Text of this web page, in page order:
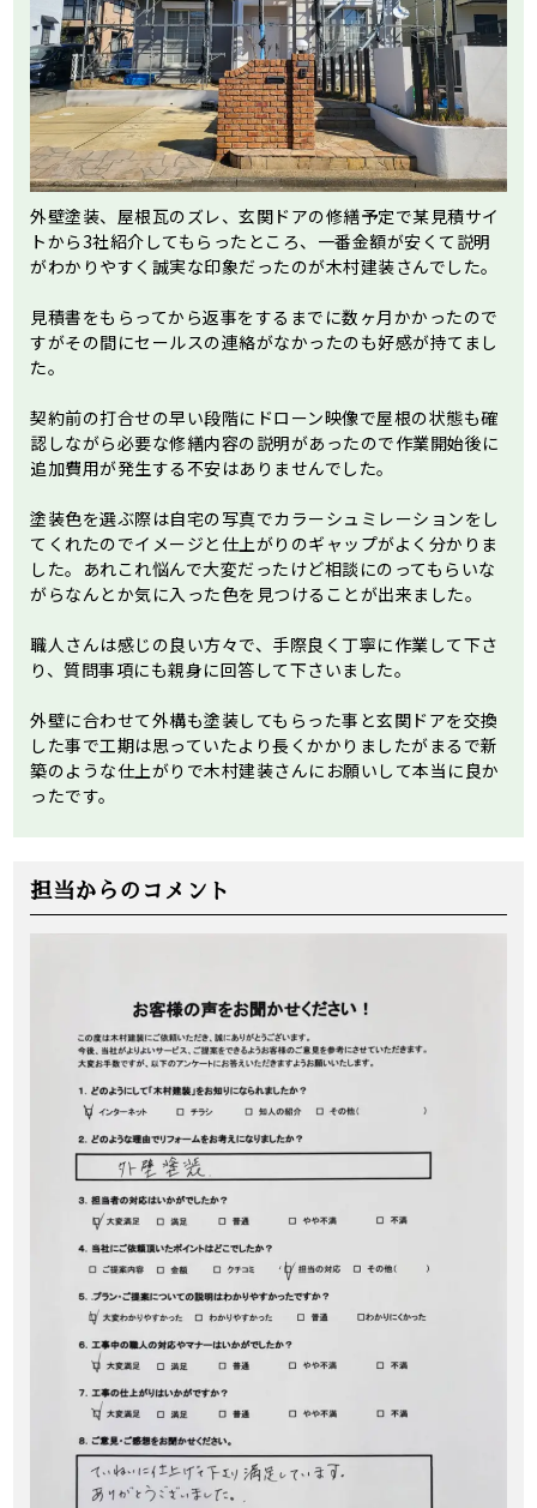
外壁塗装、屋根瓦のズレ、玄関ドアの修繕予定で某見積サイ
トから3社紹介してもらったところ、一番金額が安くて説明
がわかりやすく誠実な印象だったのが木村建装さんでした。
見積書をもらってから返事をするまでに数ヶ月かかったので
すがその間にセールスの連絡がなかったのも好感が持てまし
た。
契約前の打合せの早い段階にドローン映像で屋根の状態も確
認しながら必要な修繕内容の説明があったので作業開始後に
追加費用が発生する不安はありませんでした。
塗装色を選ぶ際は自宅の写真でカラーシュミレーションをし
てくれたのでイメージと仕上がりのギャップがよく分かりま
した。あれこれ悩んで大変だったけど相談にのってもらいな
がらなんとか気に入った色を見つけることが出来ました。
職人さんは感じの良い方々で、手際良く丁寧に作業して下さ
り、質問事項にも親身に回答して下さいました。
外壁に合わせて外構も塗装してもらった事と玄関ドアを交換
した事で工期は思っていたより長くかかりましたがまるで新
築のような仕上がりで木村建装さんにお願いして本当に良か
ったです。
担当からのコメント